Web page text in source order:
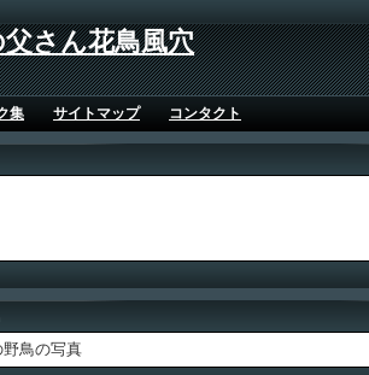
さん花鳥風穴
集 サイトマップ コンタクト
野鳥の写真